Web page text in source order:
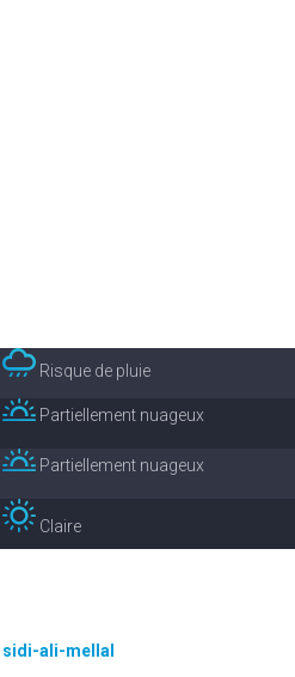
Risque de pluie
Partiellement nuageux
Partiellement nuageux
Claire
sidi-ali-mellal